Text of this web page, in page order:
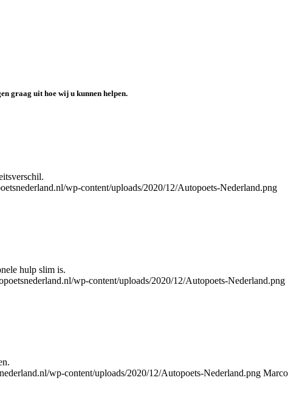
graag uit hoe wij u kunnen helpen.
wp-content/uploads/2020/12/Autopoets-Nederland.png
hulp slim is.
wp-content/uploads/2020/12/Autopoets-Nederland.png
wp-content/uploads/2020/12/Autopoets-Nederland.png Marco